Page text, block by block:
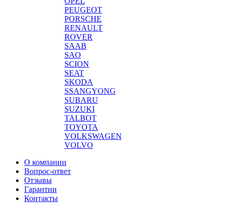
PEUGEOT
PORSCHE
RENAULT
ROVER
SAAB
SAO
SCION
SEAT
SKODA
SSANGYONG
SUBARU
SUZUKI
TALBOT
TOYOTA
VOLKSWAGEN
VOLVO
О компании
Вопрос-ответ
Отзывы
Гарантии
Контакты